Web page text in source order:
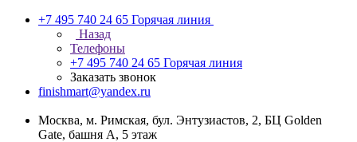
+7 495 740 24 65 Горячая линия
Назад
Телефоны
+7 495 740 24 65 Горячая линия
Заказать звонок
finishmart@yandex.ru
Москва, м. Римская, бул. Энтузиастов, 2, БЦ Golden
Gate, башня А, 5 этаж